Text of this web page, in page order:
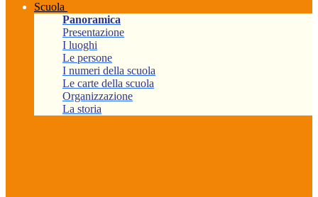
Scuola
Panoramica
Presentazione
I luoghi
Le persone
I numeri della scuola
Le carte della scuola
Organizzazione
La storia